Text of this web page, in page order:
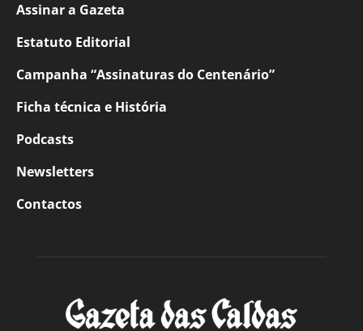
Assinar a Gazeta
Estatuto Editorial
Campanha “Assinaturas do Centenário”
Ficha técnica e História
Podcasts
Newsletters
Contactos